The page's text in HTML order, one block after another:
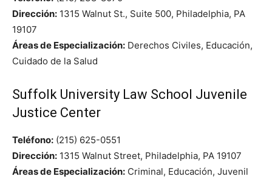
Dirección: 1315 Walnut St., Suite 500, Philadelphia, PA
19107
Áreas de Especialización: Derechos Civiles, Educación,
Cuidado de la Salud
Suffolk University Law School Juvenile
Justice Center
Teléfono: (215) 625-0551
Dirección: 1315 Walnut Street, Philadelphia, PA 19107
Áreas de Especialización: Criminal, Educación, Juvenil